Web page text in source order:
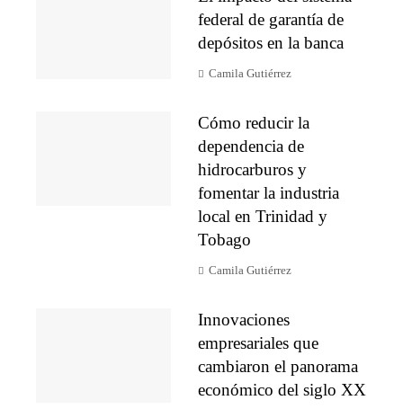
federal de garantía de
depósitos en la banca
Camila Gutiérrez
Cómo reducir la
dependencia de
hidrocarburos y
fomentar la industria
local en Trinidad y
Tobago
Camila Gutiérrez
Innovaciones
empresariales que
cambiaron el panorama
económico del siglo XX